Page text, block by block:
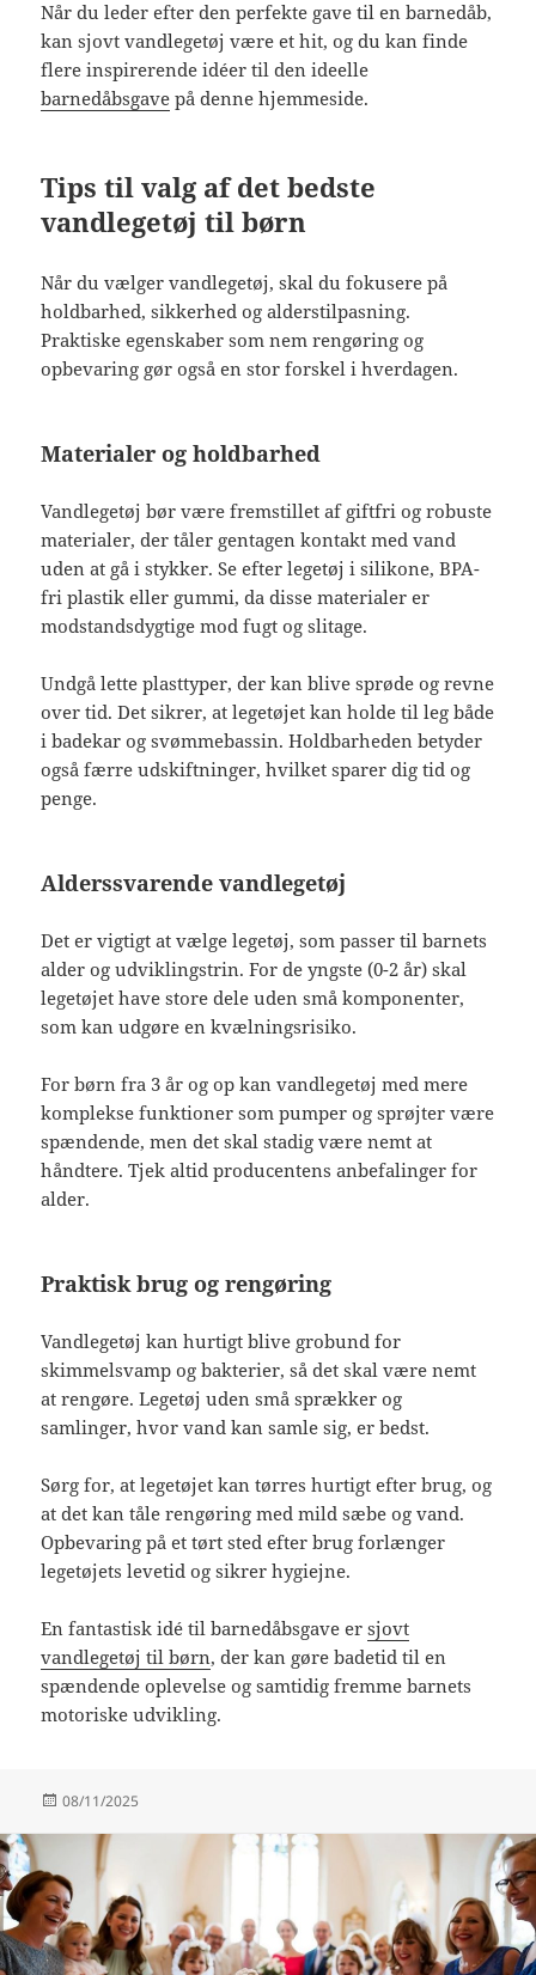
Når du leder efter den perfekte gave til en barnedåb,
kan sjovt vandlegetøj være et hit, og du kan finde
flere inspirerende idéer til den ideelle
barnedåbsgave på denne hjemmeside.
Tips til valg af det bedste
vandlegetøj til børn
Når du vælger vandlegetøj, skal du fokusere på
holdbarhed, sikkerhed og alderstilpasning.
Praktiske egenskaber som nem rengøring og
opbevaring gør også en stor forskel i hverdagen.
Materialer og holdbarhed
Vandlegetøj bør være fremstillet af giftfri og robuste
materialer, der tåler gentagen kontakt med vand
uden at gå i stykker. Se efter legetøj i silikone, BPA-
fri plastik eller gummi, da disse materialer er
modstandsdygtige mod fugt og slitage.
Undgå lette plasttyper, der kan blive sprøde og revne
over tid. Det sikrer, at legetøjet kan holde til leg både
i badekar og svømmebassin. Holdbarheden betyder
også færre udskiftninger, hvilket sparer dig tid og
penge.
Alderssvarende vandlegetøj
Det er vigtigt at vælge legetøj, som passer til barnets
alder og udviklingstrin. For de yngste (0-2 år) skal
legetøjet have store dele uden små komponenter,
som kan udgøre en kvælningsrisiko.
For børn fra 3 år og op kan vandlegetøj med mere
komplekse funktioner som pumper og sprøjter være
spændende, men det skal stadig være nemt at
håndtere. Tjek altid producentens anbefalinger for
alder.
Praktisk brug og rengøring
Vandlegetøj kan hurtigt blive grobund for
skimmelsvamp og bakterier, så det skal være nemt
at rengøre. Legetøj uden små sprækker og
samlinger, hvor vand kan samle sig, er bedst.
Sørg for, at legetøjet kan tørres hurtigt efter brug, og
at det kan tåle rengøring med mild sæbe og vand.
Opbevaring på et tørt sted efter brug forlænger
legetøjets levetid og sikrer hygiejne.
En fantastisk idé til barnedåbsgave ersjovt
vandlegetøj til børn, der kan gøre badetid til en
spændende oplevelse og samtidig fremme barnets
motoriske udvikling.
Udgivet
08/11/2025